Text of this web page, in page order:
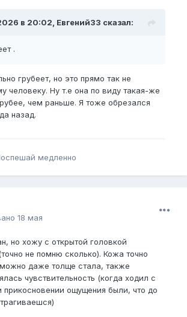
в 20:02, Евгений33 сказал:
.
грубеет, но это прямо так не
человеку. Ну т.е она по виду такая-же
чем раньше. Я тоже обрезался
назад.
медленно
18 мая
но хожу с открытой головкой
не помню сколько). Кожа точно
даже толще стала, также
чувствительность (когда ходил с
прикосновении ощущения были, что до